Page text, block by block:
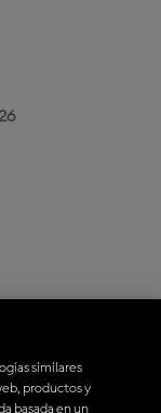
similares
productos y
basada en un